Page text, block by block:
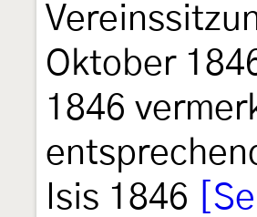
Oktober
1846
Isis 1846